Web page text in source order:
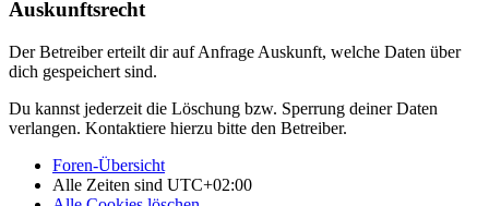
Auskunftsrecht
Der Betreiber erteilt dir auf Anfrage Auskunft, welche Daten über
dich gespeichert sind.
Du kannst jederzeit die Löschung bzw. Sperrung deiner Daten
verlangen. Kontaktiere hierzu bitte den Betreiber.
Foren-Übersicht
Alle Zeiten sind UTC+02:00